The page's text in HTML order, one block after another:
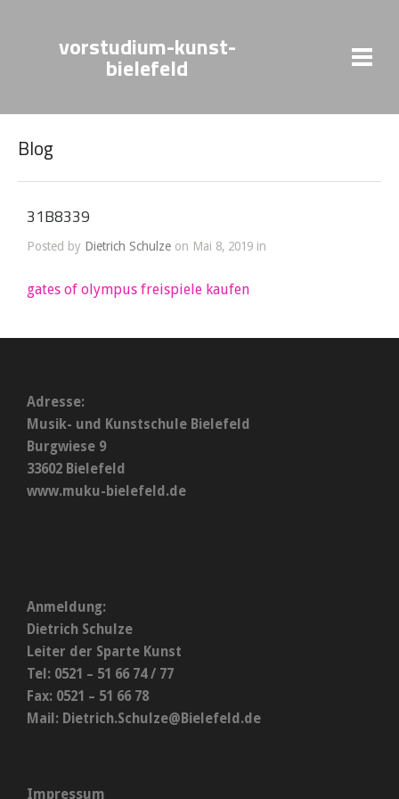
vorstudium-kunst-
bielefeld
Blog
31B8339
Posted by Dietrich Schulze on Mai 8, 2019 in
gates of olympus freispiele kaufen
Adresse:
Musik- und Kunstschule Bielefeld
Burgwiese 9
33602 Bielefeld
www.muku-bielefeld.de
Anmeldung:
Dietrich Schulze
Leiter der Sparte Kunst
Tel: 0521 – 51 66 74 / 77
Fax: 0521 – 51 66 78
Mail: Dietrich.Schulze@Bielefeld.de
Impressum